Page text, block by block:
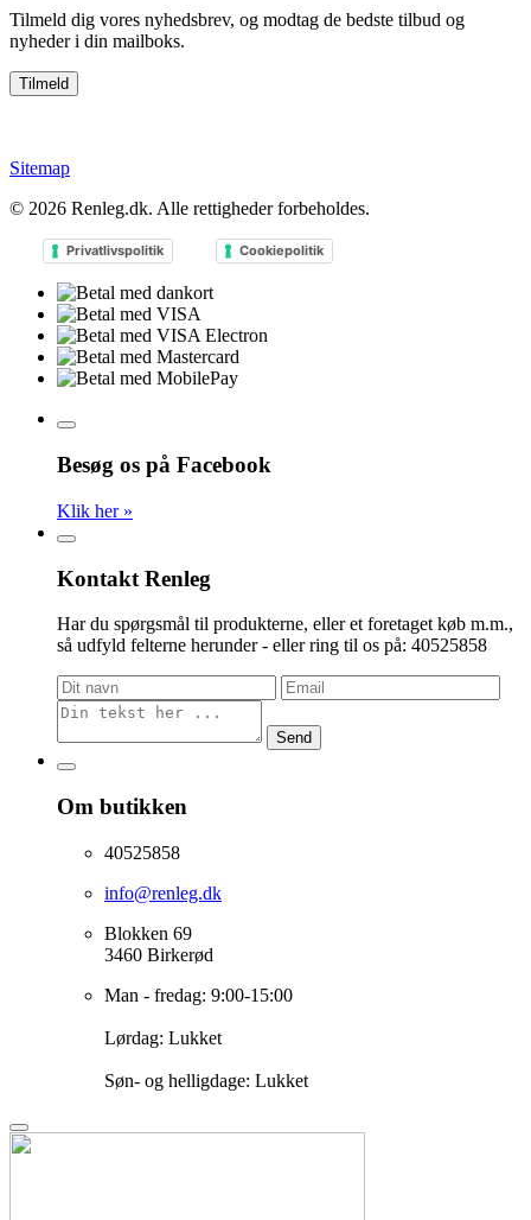
Tilmeld dig vores nyhedsbrev, og modtag de bedste tilbud og
nyheder i din mailboks.
Sitemap
© 2026 Renleg.dk. Alle rettigheder forbeholdes.
Privatlivspolitik Cookiepolitik
Besøg os på Facebook
Klik her »
Kontakt Renleg
Har du spørgsmål til produkterne, eller et foretaget køb m.m.,
så udfyld felterne herunder - eller ring til os på: 40525858
Send
Om butikken
40525858
info@renleg.dk
Blokken 69
3460 Birkerød
Man - fredag: 9:00-15:00
Lørdag: Lukket
Søn- og helligdage: Lukket